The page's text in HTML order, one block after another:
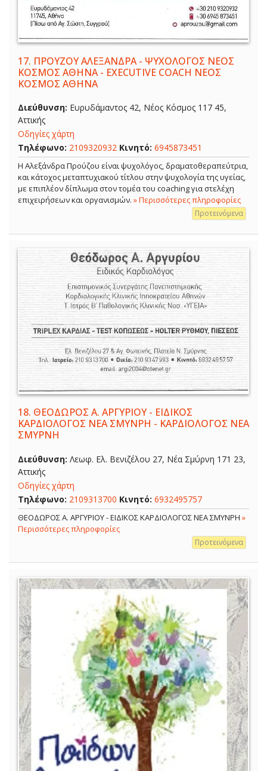
17. ΠΡΟΥΖΟΥ ΑΛΕΞΑΝΔΡΑ - ΨΥΧΟΛΟΓΟΣ ΝΕΟΣ
ΚΟΣΜΟΣ ΑΘΗΝΑ - EXECUTIVE COACH ΝΕΟΣ
ΚΟΣΜΟΣ ΑΘΗΝΑ
Διεύθυνση: Ευρυδάμαντος 42, Νέος Κόσμος 117 45,
Αττικής
Οδηγίες χάρτη
Τηλέφωνο: 2109320932 Κινητό: 6945873451
Η Αλεξάνδρα Προύζου είναι ψυχολόγος, δραματοθεραπεύτρια,
και κάτοχος μεταπτυχιακού τίτλου στην ψυχολογία της υγείας,
με επιπλέον δίπλωμα στον τομέα του coaching για στελέχη
επιχειρήσεων και οργανισμών. » Περισσότερες πληροφορίες
Προτεινόμενα
18. ΘΕΟΔΩΡΟΣ Α. ΑΡΓΥΡΙΟΥ - ΕΙΔΙΚΟΣ
ΚΑΡΔΙΟΛΟΓΟΣ ΝΕΑ ΣΜΥΝΡΗ - ΚΑΡΔΙΟΛΟΓΟΣ ΝΕΑ
ΣΜΥΡΝΗ
Διεύθυνση: Λεωφ. Ελ. Βενιζέλου 27, Νέα Σμύρνη 171 23,
Αττικής
Οδηγίες χάρτη
Τηλέφωνο: 2109313700 Κινητό: 6932495757
ΘΕΟΔΩΡΟΣ Α. ΑΡΓΥΡΙΟΥ - ΕΙΔΙΚΟΣ ΚΑΡΔΙΟΛΟΓΟΣ ΝΕΑ ΣΜΥΝΡΗ »
Περισσότερες πληροφορίες
Προτεινόμενα